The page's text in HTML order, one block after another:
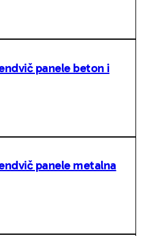
panele beton i
panele metalna